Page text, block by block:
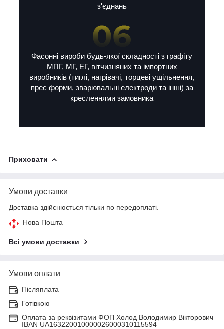
з'єднань
Фасонні вироби будь-якої складності з графіту
МПГ, МГ, ЕГ, вітчизняних та імпортних
виробників (тиглі, нагрівачі, торцеві ущільнення,
прес форми, зварювальні електроди та інші) за
кресленнями замовника
Приховати
Умови доставки
Доставка здійснюється тільки по передоплаті.
Нова Пошта
Всі умови доставки
Умови оплати
Післяплата
Готівкою
Оплата за реквізитами ФОП Холод Володимир Вікторович
IBAN UA163220010000026000310115594